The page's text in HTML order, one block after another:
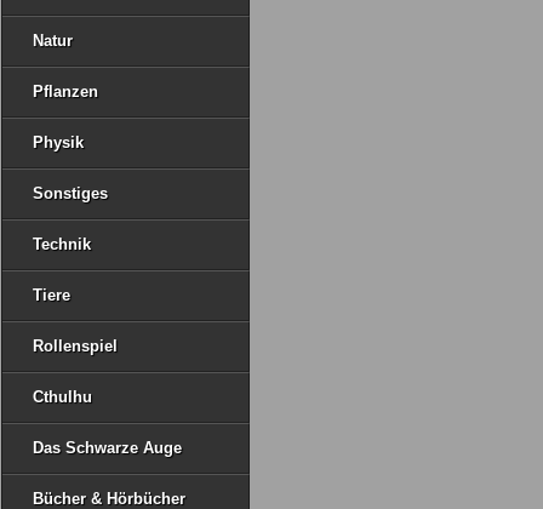
Natur
Pflanzen
Physik
Sonstiges
Technik
Tiere
Rollenspiel
Cthulhu
Das Schwarze Auge
Bücher & Hörbücher